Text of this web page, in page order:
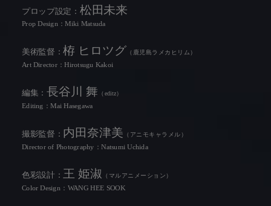
プロップ設定： 松田未来
Prop Design：Miki Matsuda
美術監督：栫 ヒロツグ （鹿児島ラメカヒリム）
Art Director：Hirotsugu Kakoi
編集： 長谷川 舞 （editz）
Editing：Mai Hasegawa
撮影監督： 内田奈津美 （アニモキャラメル）
Director of Photography：Natsumi Uchida
色彩設計： 王 姫淑 （マルアニメーション）
Color Design：WANG HEE SOOK